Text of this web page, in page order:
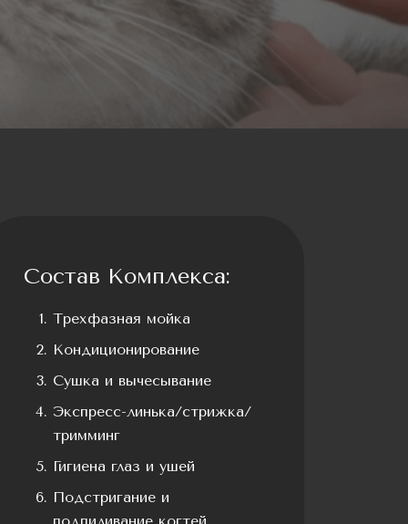
Состав Комплекса:
Трехфазная мойка
Кондиционирование
Сушка и вычесывание
Экспресс-линька/стрижка/
тримминг
Гигиена глаз и ушей
Подстригание и